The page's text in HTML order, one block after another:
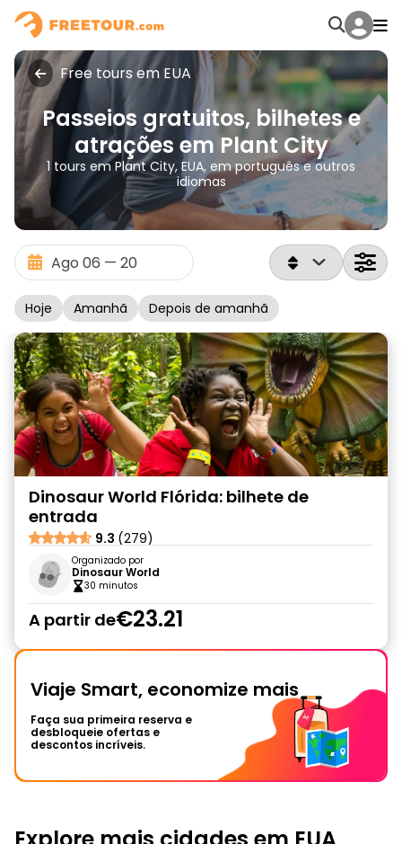
Free tours em EUA
Passeios gratuitos, bilhetes e
atrações em Plant City
1 tours em Plant City, EUA, em português e outros
idiomas
Hoje Amanhã Depois de amanhã
Dinosaur World Flórida: bilhete de
entrada
9.3 (279)
Organizado por
Dinosaur World
30 minutos
A partir de€23.21
Viaje Smart, economize mais
Faça sua primeira reserva e
desbloqueie ofertas e
descontos incríveis.